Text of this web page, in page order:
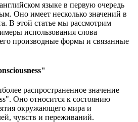
языке в первую очередь
Оно имеет несколько значений в
В этой статье мы рассмотрим
использования слова
производные формы и связанные
распространенное значение
Оно относится к состоянию
окружающего мира и
чувств и переживаний.